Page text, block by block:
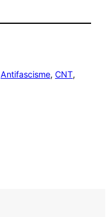
Antifascisme, CNT